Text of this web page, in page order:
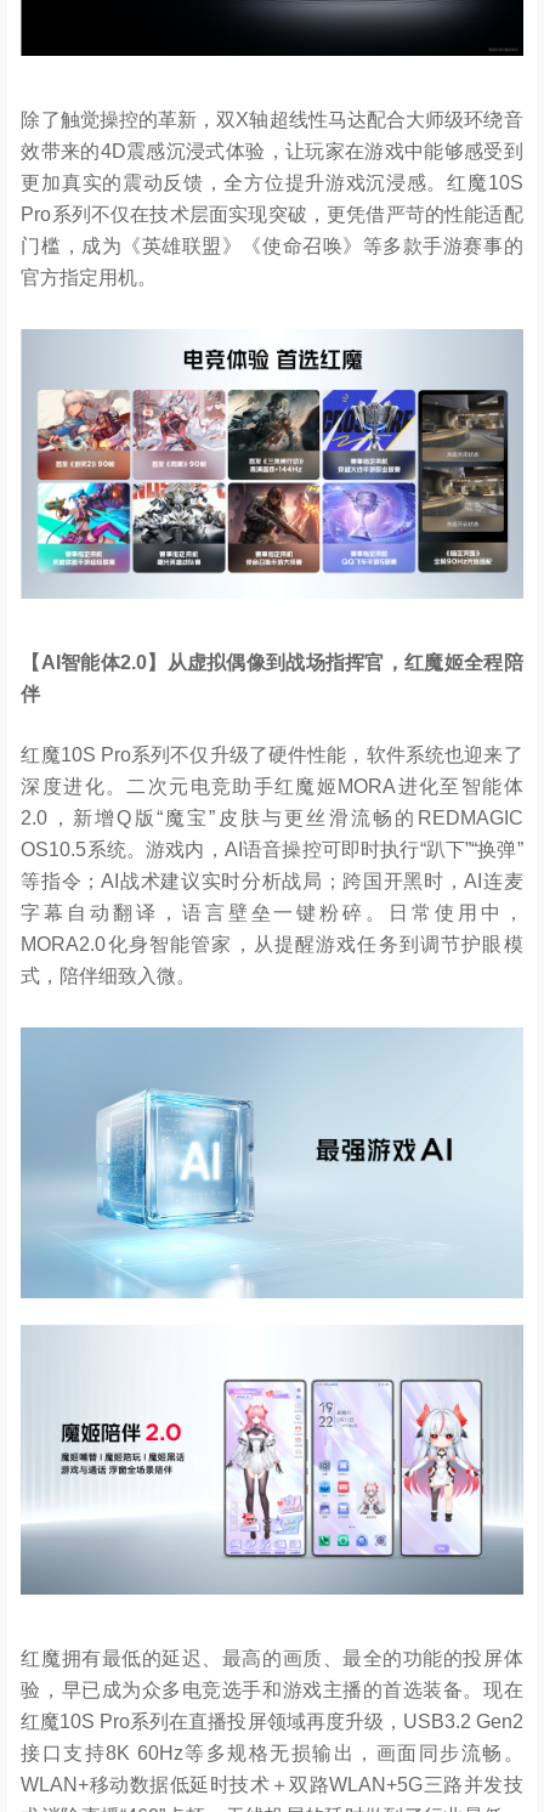
除了触觉操控的革新，双X轴超线性马达配合大师级环绕音
效带来的4D震感沉浸式体验，让玩家在游戏中能够感受到
更加真实的震动反馈，全方位提升游戏沉浸感。红魔10S
Pro系列不仅在技术层面实现突破，更凭借严苛的性能适配
门槛，成为《英雄联盟》《使命召唤》等多款手游赛事的
官方指定用机。
【 AI 智能体2.0】从虚拟偶像到战场指挥官，红魔姬全程陪
伴
红魔10S Pro系列不仅升级了硬件性能，软件系统也迎来了
深度进化。二次元电竞助手红魔姬MORA进化至智能体
2.0，新增Q版“魔宝”皮肤与更丝滑流畅的REDMAGIC
OS10.5系统。游戏内，AI语音操控可即时执行“趴下”“换弹”
等指令；AI战术建议实时分析战局；跨国开黑时，AI连麦
字幕自动翻译，语言壁垒一键粉碎。日常使用中，
MORA2.0化身智能管家，从提醒游戏任务到调节护眼模
式，陪伴细致入微。
红魔拥有最低的延迟、最高的画质、最全的功能的投屏体
验，早已成为众多电竞选手和游戏主播的首选装备。现在
红魔10S Pro系列在直播投屏领域再度升级，USB3.2 Gen2
接口支持8K 60Hz等多规格无损输出，画面同步流畅。
WLAN+移动数据低延时技术＋双路WLAN+5G三路并发技